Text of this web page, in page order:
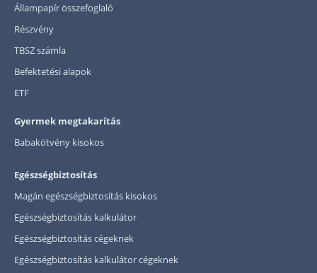
Állampapír összefoglaló
Részvény
TBSZ számla
Befektetési alapok
ETF
Gyermek megtakarítás
Babakötvény kisokos
Egészségbiztosítás
Magán egészségbiztosítás kisokos
Egészségbiztosítás kalkulátor
Egészségbiztosítás cégeknek
Egészségbiztosítás kalkulátor cégeknek